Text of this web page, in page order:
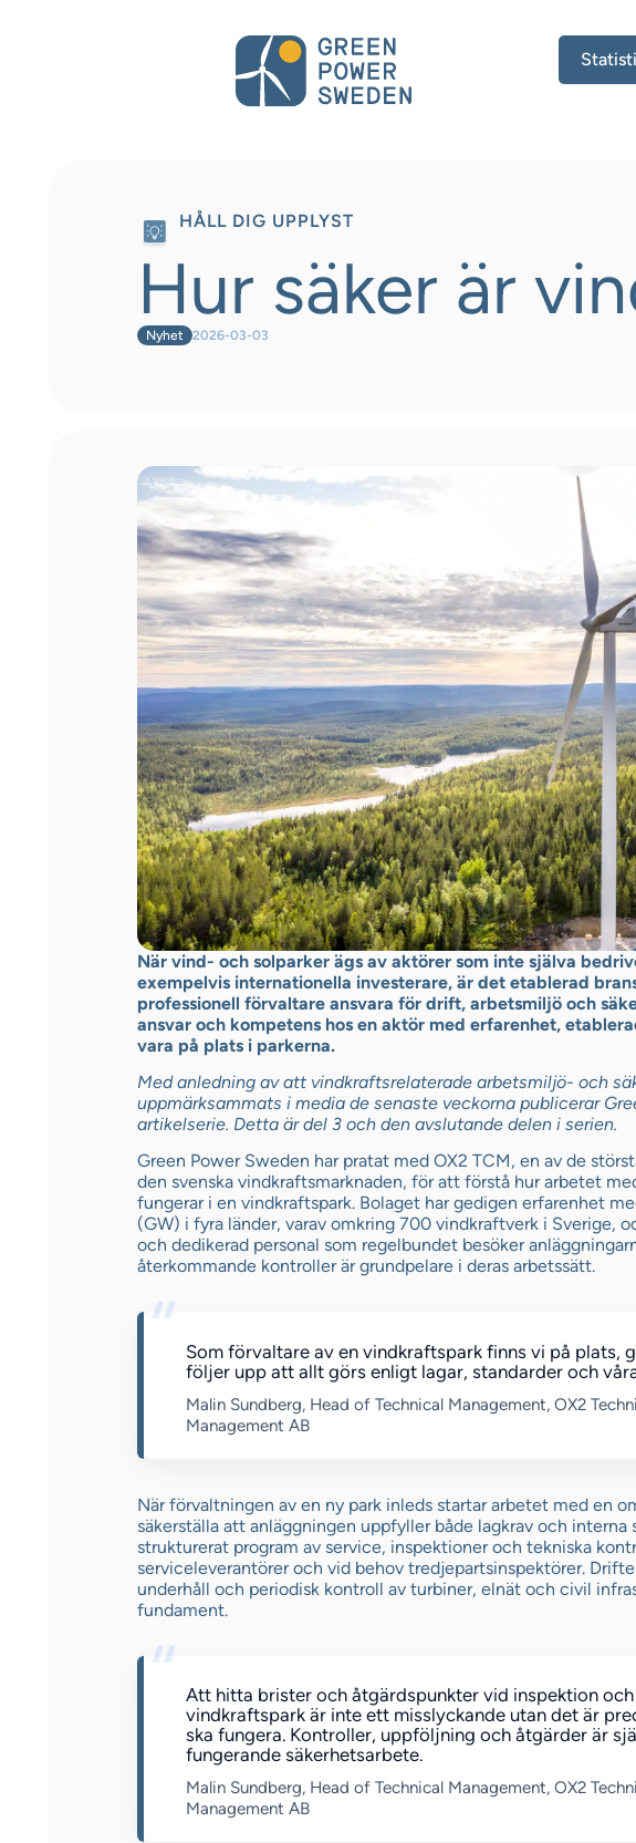
HÅLL DIG UPPLYST
Hur säker är
Nyhet 2026-03-03
När vind- och solparker ägs av aktörer som inte själva
exempelvis internationella investerare, är det etablerad
professionell förvaltare ansvara för drift, arbetsmiljö och
ansvar och kompetens hos en aktör med erfarenhet,
vara på plats i parkerna.
Med anledning av att vindkraftsrelaterade arbetsmiljö- och
uppmärksammats i media de senaste veckorna publicerar
artikelserie. Detta är del 3 och den avslutande delen i serien.
Green Power Sweden har pratat med OX2 TCM, en av de
den svenska vindkraftsmarknaden, för att förstå hur arbetet
fungerar i en vindkraftspark. Bolaget har gedigen erfarenhet
(GW) i fyra länder, varav omkring 700 vindkraftverk i Sverige,
och dedikerad personal som regelbundet besöker
återkommande kontroller är grundpelare i deras arbetssätt.
Som förvaltare av en vindkraftspark finns vi på plats,
följer upp att allt görs enligt lagar, standarder och
Malin Sundberg, Head of Technical Management, OX2
Management AB
När förvaltningen av en ny park inleds startar arbetet med en
säkerställa att anläggningen uppfyller både lagkrav och
strukturerat program av service, inspektioner och tekniska
serviceleverantörer och vid behov tredjepartsinspektörer.
underhåll och periodisk kontroll av turbiner, elnät och civil
fundament.
Att hitta brister och åtgärdspunkter vid inspektion
vindkraftspark är inte ett misslyckande utan det är
ska fungera. Kontroller, uppföljning och åtgärder är
fungerande säkerhetsarbete.
Malin Sundberg, Head of Technical Management, OX2
Management AB